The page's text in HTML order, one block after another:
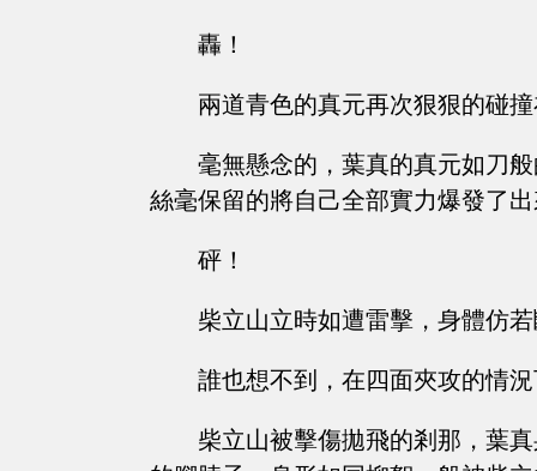
轟！
兩道青色的真元再次狠狠的碰
毫無懸念的，葉真的真元如刀
絲毫保留的將自己全部實力爆發了
砰！
柴立山立時如遭雷擊，身體仿
誰也想不到，在四面夾攻的情
柴立山被擊傷拋飛的剎那，葉